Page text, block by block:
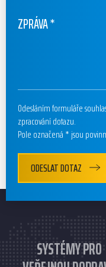
ZPRÁVA*
Odesláním formuláře
zpracování dotazu.
Pole označená * jsou
ODESLAT DOTAZ
SYSTÉMY PRO